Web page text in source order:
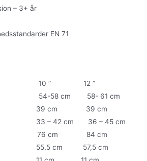
– 3+ år
EN 71
10 ” 12 ”
54-58 cm 58- 61 cm
39 cm 39 cm
33 – 42 cm 36 – 45 cm
cyklen 76 cm 84 cm
55,5 cm 57,5 ​​cm